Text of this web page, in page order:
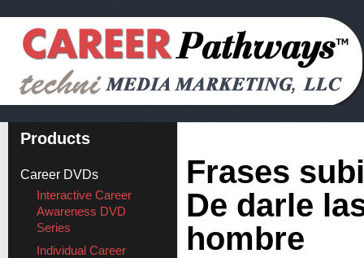
Frases
De darle
hombre
Products
Career DVDs
Interactive Career
Awareness DVD
Series
Individual Career